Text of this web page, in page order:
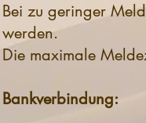
Bei zu geringer
werden.
Die maximale
Bankverbindung: